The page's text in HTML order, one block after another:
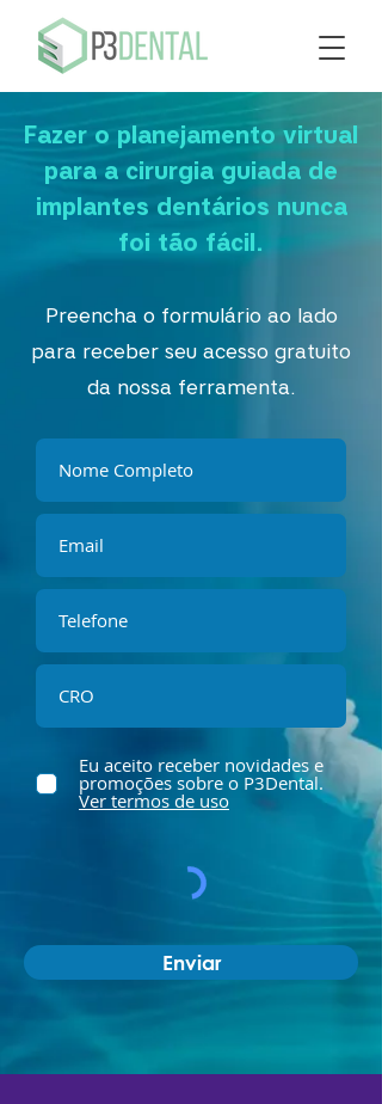
Fazer o planejamento virtual
para a cirurgia guiada de
implantes dentários nunca
foi tão fácil.
Preencha o formulário ao lado
para receber seu acesso gratuito
da nossa ferramenta.
Eu aceito receber novidades e
promoções sobre o P3Dental.
Ver termos de uso
Enviar